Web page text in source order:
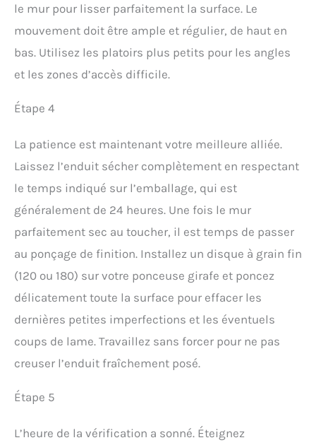
le mur pour lisser parfaitement la surface. Le
mouvement doit être ample et régulier, de haut en
bas. Utilisez les platoirs plus petits pour les angles
et les zones d’accès difficile.
Étape 4
La patience est maintenant votre meilleure alliée.
Laissez l’enduit sécher complètement en respectant
le temps indiqué sur l’emballage, qui est
généralement de 24 heures. Une fois le mur
parfaitement sec au toucher, il est temps de passer
au ponçage de finition. Installez un disque à grain fin
(120 ou 180) sur votre ponceuse girafe et poncez
délicatement toute la surface pour effacer les
dernières petites imperfections et les éventuels
coups de lame. Travaillez sans forcer pour ne pas
creuser l’enduit fraîchement posé.
Étape 5
L’heure de la vérification a sonné. Éteignez